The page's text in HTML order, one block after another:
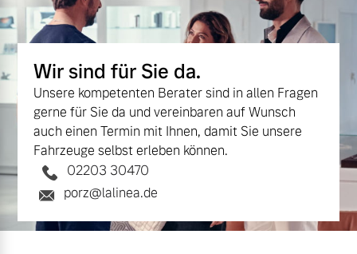
Wir sind für Sie da.
Unsere kompetenten Berater sind in allen Fragen
gerne für Sie da und vereinbaren auf Wunsch
auch einen Termin mit Ihnen, damit Sie unsere
Fahrzeuge selbst erleben können.
02203 30470
porz@lalinea.de